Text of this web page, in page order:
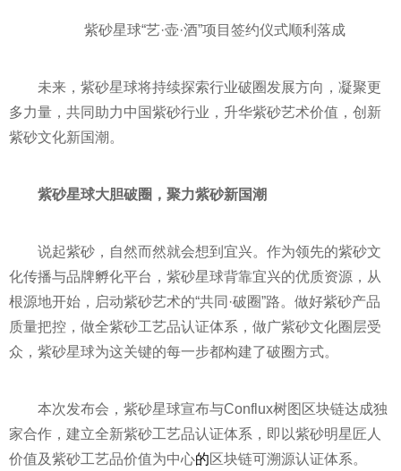
紫砂星球“艺·壶·酒”项目签约仪式顺利落成
未来，紫砂星球将持续探索行业破圈发展方向，凝聚更
多力量，共同助力中国紫砂行业，升华紫砂艺术价值，创新
紫砂文化新国潮。
紫砂星球大胆破圈，聚力紫砂新国潮
说起紫砂，自然而然就会想到宜兴。作为领先的紫砂文
化传播与品牌孵化平台，紫砂星球背靠宜兴的优质资源，从
根源地开始，启动紫砂艺术的“共同·破圈”路。做好紫砂产品
质量把控，做全紫砂工艺品认证体系，做广紫砂文化圈层受
众，紫砂星球为这关键的每一步都构建了破圈方式。
本次发布会，紫砂星球宣布与Conflux树图区块链达成独
家合作，建立全新紫砂工艺品认证体系，即以紫砂明星匠人
价值及紫砂工艺品价值为中心的区块链可溯源认证体系。